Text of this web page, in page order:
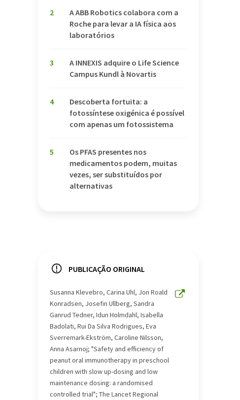
2
A ABB Robotics colabora com a
Roche para levar a IA física aos
laboratórios
3
A INNEXIS adquire o Life Science
Campus Kundl à Novartis
4
Descoberta fortuita: a
fotossíntese oxigénica é possível
com apenas um fotossistema
5
Os PFAS presentes nos
medicamentos podem, muitas
vezes, ser substituídos por
alternativas
PUBLICAÇÃO ORIGINAL
Susanna Klevebro, Carina Uhl, Jon Roald
Konradsen, Josefin Ullberg, Sandra
Ganrud Tedner, Idun Holmdahl, Isabella
Badolati, Rui Da Silva Rodrigues, Eva
Sverremark-Ekström, Caroline Nilsson,
Anna Asarnoj; "Safety and efficiency of
peanut oral immunotherapy in preschool
children with slow up-dosing and low
maintenance dosing: a randomised
controlled trial"; The Lancet Regional